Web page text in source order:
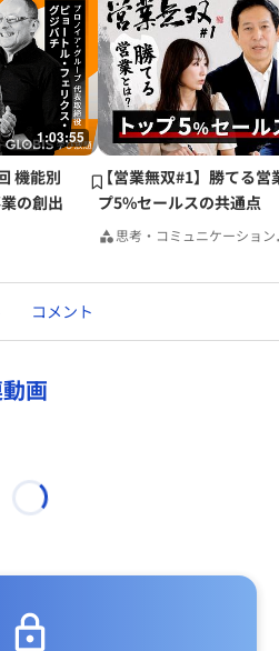
1:03:55
機能別
の創出
【営業無双#1】勝てる営
プ5%セールスの共通点
思考・コミュニケーション
コメント
画